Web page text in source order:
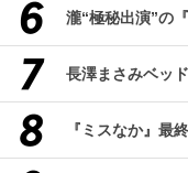
瀧“極秘出演”の
長澤まさみベッ
『ミスなか』最